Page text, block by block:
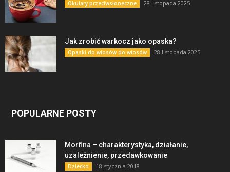
Okulary przeciwsłoneczne 28 listopada 2025
Jak zrobić warkocz jako opaska?
Opaski do włosów do włosów 28 listopada 2025
POPULARNE POSTY
Morfina – charakterystyka, działanie,
uzależnienie, przedawkowanie
Dziecko 18 stycznia 2018